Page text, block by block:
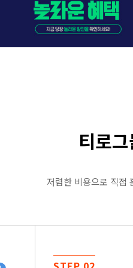
티로
저렴한 비용으로 직접